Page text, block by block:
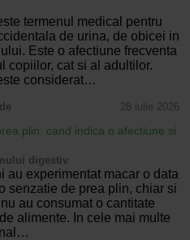
termenul medical pentru
de urina, de obicei in
Este o afectiune frecventa
copiilor, cat si al adultilor.
considerat…
28 iulie 2026
plin: cand indica o afectiune si
digestiv
au experimentat macar o data
senzatie de prea plin, chiar si
au consumat o cantitate
alimente. In cele mai multe